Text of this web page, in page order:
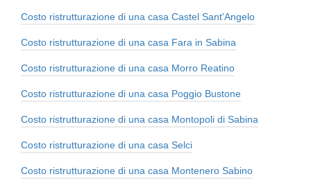
Costo ristrutturazione di una casa Castel Sant'Angelo
Costo ristrutturazione di una casa Fara in Sabina
Costo ristrutturazione di una casa Morro Reatino
Costo ristrutturazione di una casa Poggio Bustone
Costo ristrutturazione di una casa Montopoli di Sabina
Costo ristrutturazione di una casa Selci
Costo ristrutturazione di una casa Montenero Sabino